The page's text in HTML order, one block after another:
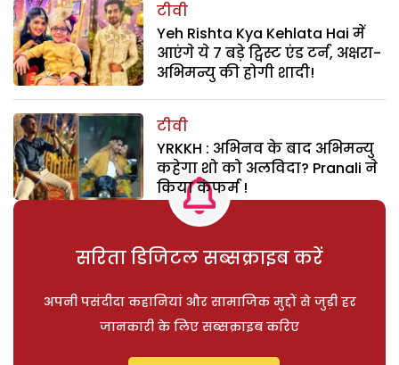
टीवी
Yeh Rishta Kya Kehlata Hai में
आएंगे ये 7 बड़े ट्विस्ट एंड टर्न, अक्षरा-
अभिमन्यु की होगी शादी!
टीवी
YRKKH : अभिनव के बाद अभिमन्यु
कहेगा शो को अलविदा? Pranali ने
किया कंफर्म !
सरिता डिजिटल सब्सक्राइब करें
अपनी पसंदीदा कहानियां और सामाजिक मुद्दों से जुड़ी हर
जानकारी के लिए सब्सक्राइब करिए